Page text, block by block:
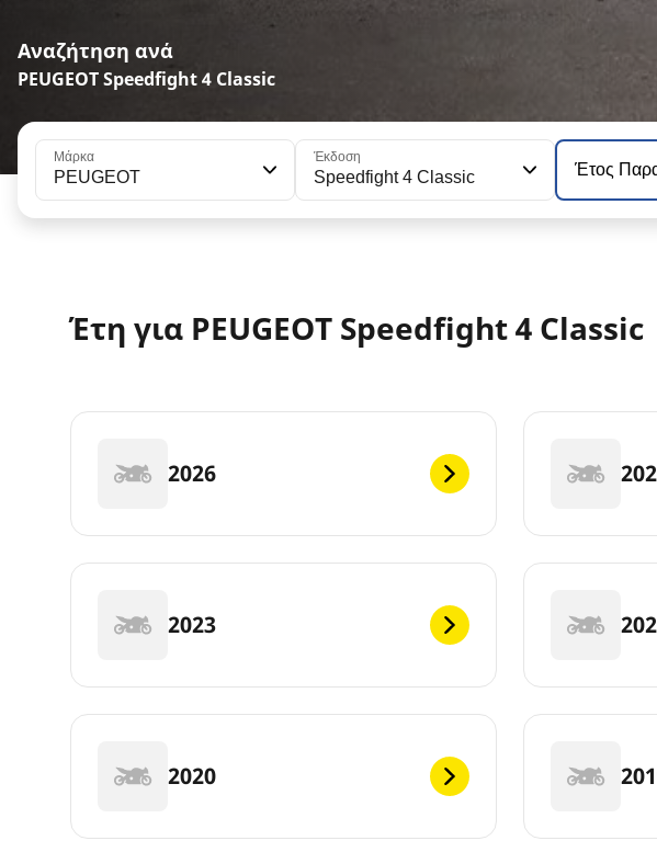
Αναζήτηση ανά
PEUGEOT Speedfight 4 Classic
Μάρκα
PEUGEOT
Έκδοση
Speedfight 4 Classic Έτος
Έτη για PEUGEOT Speedfight 4 Classic
2026
2023
2020